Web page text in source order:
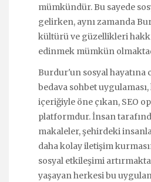
mümkündür. Bu sayede
gelirken, aynı zamanda
kültürü ve güzellikleri
edinmek mümkün
Burdur'un sosyal hayatına
bedava sohbet
içeriğiyle öne çıkan, SEO
platformdur. İnsan
makaleler, şehirdeki
daha kolay iletişim
sosyal etkileşimi
yaşayan herkesi bu